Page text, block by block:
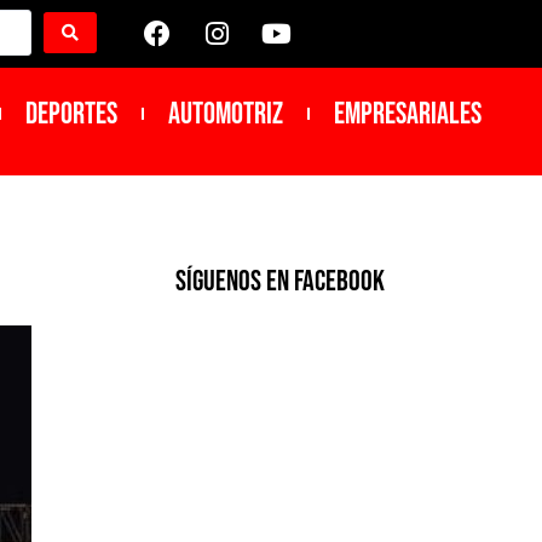
DEPORTES Automotriz Empresariales
SíGUENOS EN FACEBOOK